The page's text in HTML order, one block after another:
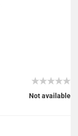
Not available